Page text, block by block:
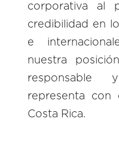
corporativa al
credibilidad en
e
nuestra
responsable
representa con
Costa Rica.